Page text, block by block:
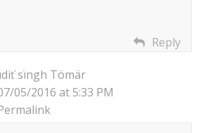
Reply
sïngh Tömär
05/2016 at 5:33 PM